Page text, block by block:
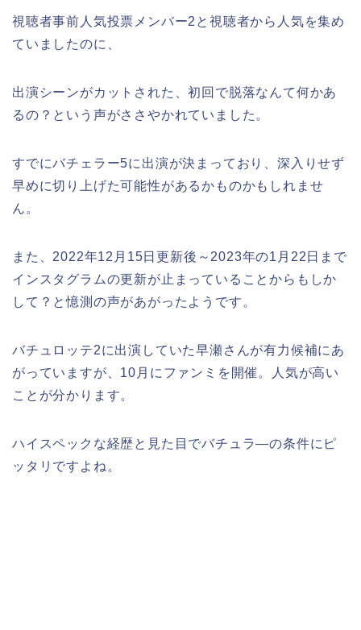
視聴者事前人気投票メンバー2と視聴者から人気を集め
ていましたのに、
出演シーンがカットされた、初回で脱落なんて何かあ
るの？という声がささやかれていました。
すでにバチェラー5に出演が決まっており、深入りせず
早めに切り上げた可能性があるかものかもしれませ
ん。
また、2022年12月15日更新後～2023年の1月22日まで
インスタグラムの更新が止まっていることからもしか
して？と憶測の声があがったようです。
バチュロッテ2に出演していた早瀬さんが有力候補にあ
がっていますが、10月にファンミを開催。人気が高い
ことが分かります。
ハイスペックな経歴と見た目でバチュラ―の条件にピ
ッタリですよね。